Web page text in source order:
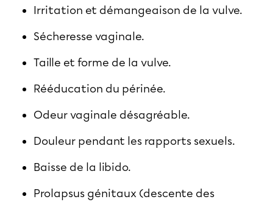
Irritation et démangeaison de la vulve.
Sécheresse vaginale.
Taille et forme de la vulve.
Rééducation du périnée.
Odeur vaginale désagréable.
Douleur pendant les rapports sexuels.
Baisse de la libido.
Prolapsus génitaux (descente des